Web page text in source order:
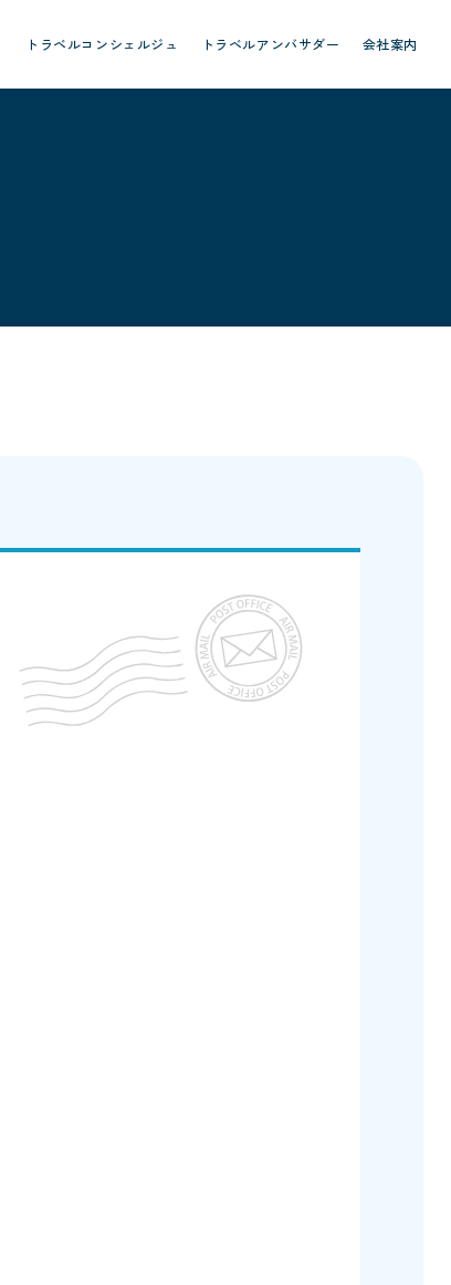
トラベルコンシェルジュ トラベルアンバサダー 会社案内